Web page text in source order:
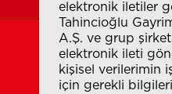
elektronik iletiler
Tahincioğlu
A.Ş. ve grup
elektronik ileti
kişisel verilerimin
için gerekli